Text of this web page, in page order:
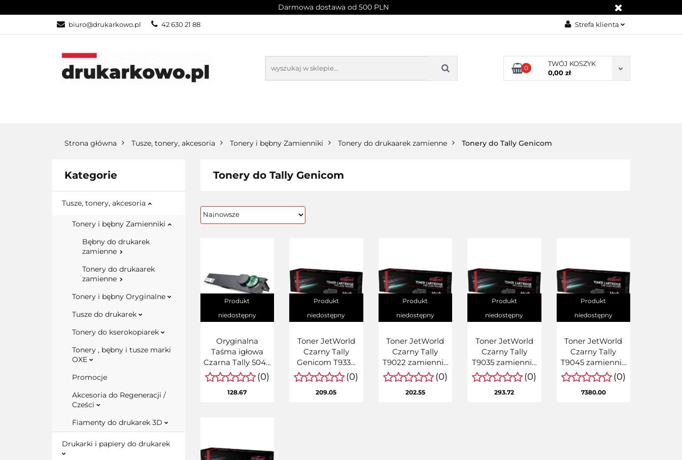
Darmowa dostawa od 500 PLN
biuro@drukarkowo.pl 42 630 21 88 Strefa klienta
Załóż konto
Dodaj zgłoszenie
0
TWÓJ KOSZYK
0,00 zł
KATEGORIE PROMOCJE NOWOŚCI BESTSELLERY BLOG KONTAKT
Strona główna Tusze, tonery, akcesoria Tonery i bębny Zamienniki Tonery do drukaarek zamienne Tonery do Tally Genicom
Kategorie
Tusze, tonery, akcesoria
Tonery i bębny Zamienniki
Bębny do drukarek
zamienne
Tonery do drukaarek
zamienne
Tonery i bębny Oryginalne
Tusze do drukarek
Tonery do kserokopiarek
Tonery , bębny i tusze marki
OXE
Promocje
Akcesoria do Regeneracji /
Cześci
Fiamenty do drukarek 3D
Drukarki i papiery do drukarek
Tonery do Tally Genicom
Produkt
niedostępny
Oryginalna
Taśma igłowa
Czarna Tally 5040
(043393) (0)
128.67
Produkt
niedostępny
Toner JetWorld
Czarny Tally
Genicom T9330
zamiennik 43872
(0)
209.05
Produkt
niedostępny
Toner JetWorld
Czarny Tally
T9022 zamiennik
43376
(0)
202.55
Produkt
niedostępny
Toner JetWorld
Czarny Tally
T9035 zamiennik
refabrykowany
62415
(0)
293.72
Produkt
niedostępny
Toner JetWorld
Czarny Tally
T9045 zamiennik
refabrykowany
43848
(0)
7380.00